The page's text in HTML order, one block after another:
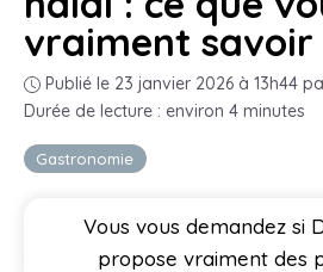
Gastronomie
vraiment savoir
Publié le 23 janvier 2026 à 13h44
Durée de lecture : environ 4 minutes
Vous vous demandez si
propose vraiment des